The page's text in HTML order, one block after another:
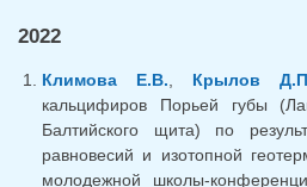
2022
Климова Е.В., Крылов
кальцифиров Порьей губы
Балтийского щита) по
равновесий и изотопной
молодежной школы-